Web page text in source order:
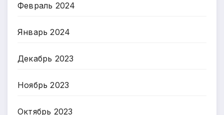
Февраль 2024
Январь 2024
Декабрь 2023
Ноябрь 2023
Октябрь 2023